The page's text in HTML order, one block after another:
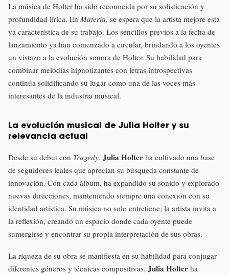
La música de Holter ha sido reconocida por su sofisticación y
profundidad lírica. En Materia, se espera que la artista mejore esta
ya característica de su trabajo. Los sencillos previos a la fecha de
lanzamiento ya han comenzado a circular, brindando a los oyentes
un vistazo a la evolución sonora de Holter. Su habilidad para
combinar melodías hipnotizantes con letras introspectivas
continúa solidificando su lugar como una de las voces más
interesantes de la industria musical.
La evolución musical de Julia Holter y su
relevancia actual
Desde su debut con Tragedy, Julia Holter ha cultivado una base
de seguidores leales que aprecian su búsqueda constante de
innovación. Con cada álbum, ha expandido su sonido y explorado
nuevas direcciones, manteniendo siempre una conexión con su
identidad artística. Su música no solo entretiene; la artista invita a
la reflexión, creando un espacio donde cada oyente puede
sumergirse y encontrar su propia interpretación de sus obras.
La riqueza de su obra se manifiesta en su habilidad para conjugar
diferentes géneros y técnicas compositivas. Julia Holter ha